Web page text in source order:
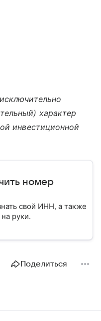
характер
инвестиционной
номер
свой ИНН, а также
на руки.
Поделиться